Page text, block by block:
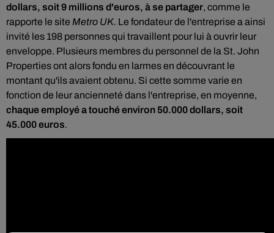
dollars, soit 9 millions d'euros, à se partager, comme le
rapporte le site Metro UK. Le fondateur de l'entreprise a ainsi
invité les 198 personnes qui travaillent pour lui à ouvrir leur
enveloppe. Plusieurs membres du personnel de la St. John
Properties ont alors fondu en larmes en découvrant le
montant qu'ils avaient obtenu. Si cette somme varie en
fonction de leur ancienneté dans l'entreprise, en moyenne,
chaque employé a touché environ 50.000 dollars, soit
45.000 euros.